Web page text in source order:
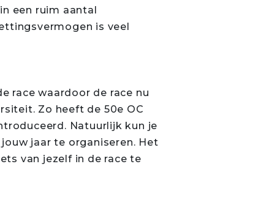
een ruim aantal
is veel
race waardoor de race nu
Zo heeft de 50e OC
Natuurlijk kun je
jaar te organiseren. Het
van jezelf in de race te